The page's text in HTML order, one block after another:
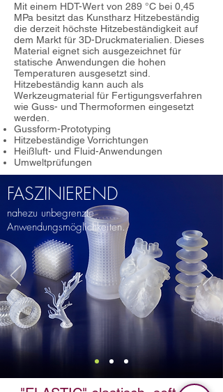
Mit einem HDT-Wert von 289 °C bei 0,45
MPa besitzt das Kunstharz Hitzebeständig
die derzeit höchste Hitzebeständigkeit auf
dem Markt für 3D-Druckmaterialien. Dieses
Material eignet sich ausgezeichnet für
statische Anwendungen die hohen
Temperaturen ausgesetzt sind.
Hitzebeständig kann auch als
Werkzeugmaterial für Fertigungsverfahren
wie Guss- und Thermoformen eingesetzt
werden.
Gussform-Prototyping
Hitzebeständige Vorrichtungen
Heißluft- und Fluid-Anwendungen
Umweltprüfungen
FASZINIEREND
nahezu unbegrenzte
Anwendungsmöglichkeiten.